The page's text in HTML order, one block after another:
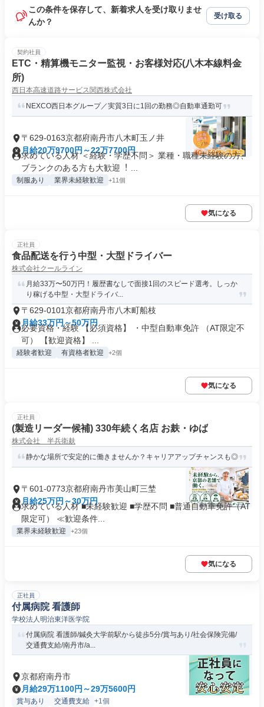
この条件を保存して、新着求人を受け取りませ
んか？
受け取る
契約社員
ETC・精算機モニター監視・お客様対応(八木本線料金
所)
西日本高速道路サービス関西株式会社
NEXCO西日本グループ／実質3日に1回の勤務◎自動車通勤可
〒629-0163京都府南丹市八木町玉ノ井
月給20万9700円～22万7700円
求めている人材 ＜経験・学歴不問＞ 業種・職種未経験の⽅、
ブランクのある⽅も⼤歓迎︕ ...
制服あり 業界未経験歓迎 +11個
気になる
正社員
食品配送を行う中型・大型ドライバー
株式会社クールライン
月給33万〜50万円！履歴書なしで面接1回のスピード選考。しっか
り稼げる中型・大型ドライバ...
〒629-0101京都府南丹市八木町船枝
月給33万円～50万円
必要資格・経験 【必須資格】 ・中型自動車免許 （AT限定不
可） 【歓迎資格】 ...
経験者歓迎 有資格者歓迎 +2個
気になる
正社員
(製造リーダー候補) 330年続く名店 お麸・ゆば
株式会社 半兵衛麸
静かな場所で安定的に働きませんか？キャリアアップチャンスも◎
〒601-0773京都府南丹市美山町三埜
月給25万円～30万円
求めている人材 ■未経験歓迎 ■学歴不問 ■普通自動車免許（AT
限定可） ≪歓迎条件...
業界未経験歓迎 +23個
気になる
正社員
付属病院 看護師
学校法人明治東洋医学院
付属病院 看護師/鍼灸大学前駅から徒歩5分/賞与あり/社会保険完備/
交通費支給/南丹市/a...
京都府南丹市
月給29万1100円～29万5600円
賞与あり 交通費支給 +1個